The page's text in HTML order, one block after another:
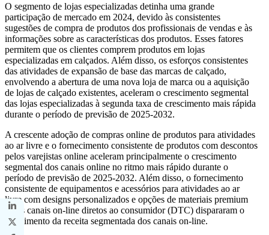
O segmento de lojas especializadas detinha uma grande
participação de mercado em 2024, devido às consistentes
sugestões de compra de produtos dos profissionais de vendas e às
informações sobre as características dos produtos. Esses fatores
permitem que os clientes comprem produtos em lojas
especializadas em calçados. Além disso, os esforços consistentes
das atividades de expansão de base das marcas de calçado,
envolvendo a abertura de uma nova loja de marca ou a aquisição
de lojas de calçado existentes, aceleram o crescimento segmental
das lojas especializadas à segunda taxa de crescimento mais rápida
durante o período de previsão de 2025-2032.
A crescente adoção de compras online de produtos para atividades
ao ar livre e o fornecimento consistente de produtos com descontos
pelos varejistas online aceleram principalmente o crescimento
segmental dos canais online no ritmo mais rápido durante o
período de previsão de 2025-2032. Além disso, o fornecimento
consistente de equipamentos e acessórios para atividades ao ar
livre com designs personalizados e opções de materiais premium
pelos canais on-line diretos ao consumidor (DTC) dispararam o
crescimento da receita segmentada dos canais on-line.